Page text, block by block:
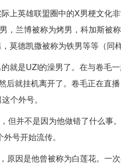
上英雄联盟圈中的X男梗文化
，兰博被称为烤男，科加斯被
莫德凯撒被称为铁男等等（同
就是UZI的澡男了。在与卷毛
后就挂机离开了。卷毛正在
个外号。
但并不是因为他做错了什么事
号开始流传。
原因是他曾被称为白莲花。一